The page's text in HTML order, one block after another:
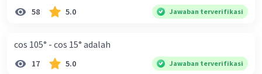
58 5.0 Jawaban terverifikasi
cos 105° - cos 15° adalah
17 5.0 Jawaban terverifikasi